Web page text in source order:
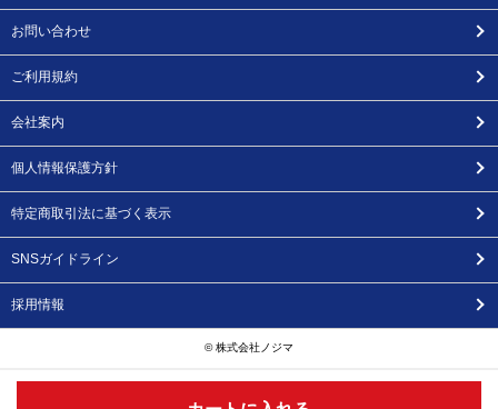
お問い合わせ
ご利用規約
会社案内
個人情報保護方針
特定商取引法に基づく表示
SNSガイドライン
採用情報
© 株式会社ノジマ